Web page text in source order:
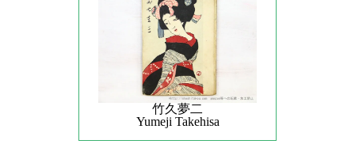
竹久夢二
Yumeji Takehisa